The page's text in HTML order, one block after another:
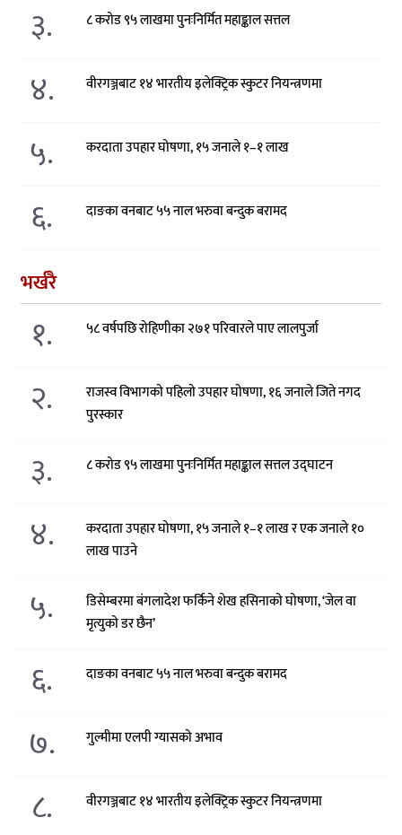
३. ८ करोड ९५ लाखमा पुनःनिर्मित महाङ्काल सत्तल
४. वीरगञ्जबाट १४ भारतीय इलेक्ट्रिक स्कुटर नियन्त्रणमा
५. करदाता उपहार घोषणा, १५ जनाले १–१ लाख
६. दाङका वनबाट ५५ नाल भरुवा बन्दुक बरामद
भर्खरै
१. ५८ वर्षपछि रोहिणीका २७१ परिवारले पाए लालपुर्जा
२.
राजस्व विभागको पहिलो उपहार घोषणा, १६ जनाले जिते नगद
पुरस्कार
३. ८ करोड ९५ लाखमा पुनःनिर्मित महाङ्काल सत्तल उद्घाटन
४.
करदाता उपहार घोषणा, १५ जनाले १–१ लाख र एक जनाले १०
लाख पाउने
५.
डिसेम्बरमा बंगलादेश फर्किने शेख हसिनाको घोषणा, ‘जेल वा
मृत्युको डर छैन’
६. दाङका वनबाट ५५ नाल भरुवा बन्दुक बरामद
७. गुल्मीमा एलपी ग्यासको अभाव
८. वीरगञ्जबाट १४ भारतीय इलेक्ट्रिक स्कुटर नियन्त्रणमा